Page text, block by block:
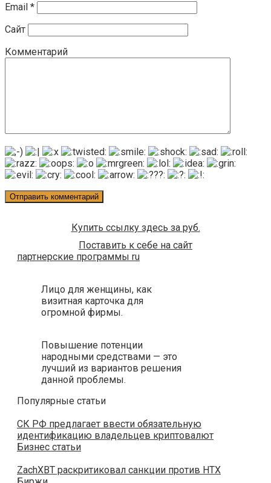
Email *
Сайт
Комментарий
Купить ссылку здесь за руб.
Поставить к себе на сайт
партнерские программы ru
Лицо для женщины, как
визитная карточка для
огромной фирмы.
Повышение потенции
народными средствами — это
лучший из вариантов решения
данной проблемы.
Популярные статьи
СК РФ предлагает ввести обязательную
идентификацию владельцев криптовалют
Бизнес статьи
ZachXBT раскритиковал санкции против HTX